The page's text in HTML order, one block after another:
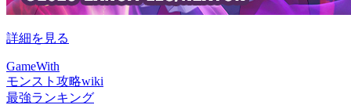
詳細を見る
GameWith
モンスト攻略wiki
最強ランキング